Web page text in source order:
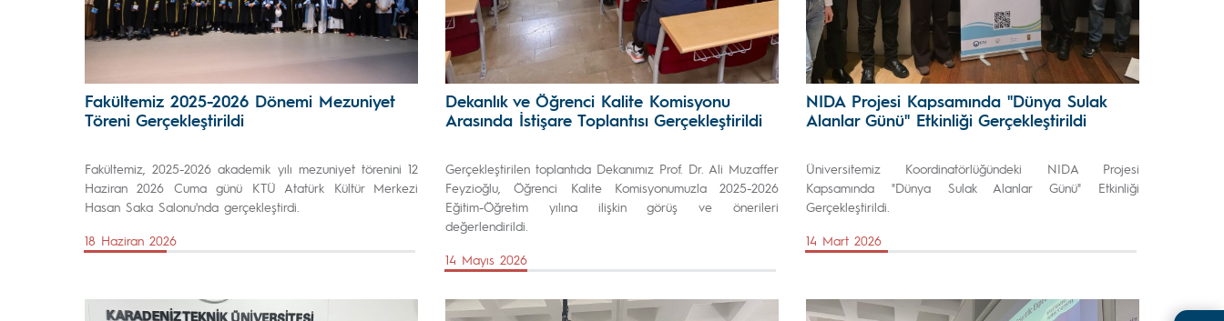
Fakültemiz 2025-2026 Dönemi Mezuniyet
Töreni Gerçekleştirildi
Fakültemiz, 2025-2026 akademik yılı mezuniyet törenini 12
Haziran 2026 Cuma günü KTÜ Atatürk Kültür Merkezi
Hasan Saka Salonu'nda gerçekleştirdi.
18 Haziran 2026
Dekanlık ve Öğrenci Kalite Komisyonu
Arasında İstişare Toplantısı Gerçekleştirildi
Gerçekleştirilen toplantıda Dekanımız Prof. Dr. Ali Muzaffer
Feyzioğlu, Öğrenci Kalite Komisyonumuzla 2025-2026
Eğitim-Öğretim yılına ilişkin görüş ve önerileri
değerlendirildi.
14 Mayıs 2026
NIDA Projesi Kapsamında "Dünya Sulak
Alanlar Günü" Etkinliği Gerçekleştirildi
Üniversitemiz Koordinatörlüğündeki NIDA Projesi
Kapsamında "Dünya Sulak Alanlar Günü" Etkinliği
Gerçekleştirildi.
14 Mart 2026